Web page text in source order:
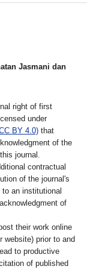
Jasmani dan
right of first
under
BY 4.0)that
of the
journal.
contractual
of the journal's
an institutional
of
their work online
website) prior to and
to productive
of published